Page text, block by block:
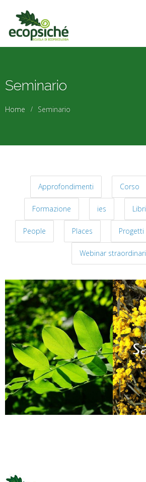
Seminario
Home Seminario
Approfondimenti Corso
Formazione ies Libri
People Places Progetti
Webinar straordinari